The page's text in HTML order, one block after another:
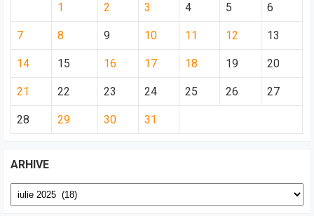
1 2 3 4 5 6
7 8 9 10 11 12 13
14 15 16 17 18 19 20
21 22 23 24 25 26 27
28 29 30 31
ARHIVE
Arhive